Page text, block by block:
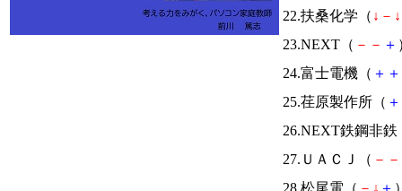
22.扶桑化学（ ↓ － ↓
23.NEXT（ － － ＋
24.富士電機（ ＋ ＋
25.荏原製作所（ ＋
26.NEXT鉄鋼非鉄
27.ＵＡＣＪ（ － －
28.松尾電（ － ↓ ＋